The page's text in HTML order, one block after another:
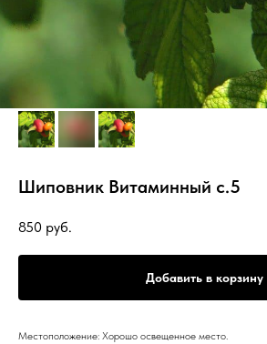
Шиповник Витаминный с.5
850 руб.
Добавить в корзину
Местоположение: Хорошо освещенное место.